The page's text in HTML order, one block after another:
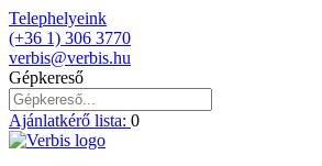
Telephelyeink
(+36 1) 306 3770
verbis@verbis.hu
Gépkereső
Ajánlatkérő lista: 0